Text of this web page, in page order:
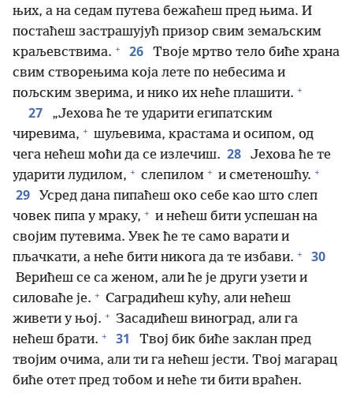
њих, а на седам путева бежаћеш пред њима. И
постаћеш застрашујућ призор свим земаљским
краљевствима. + 26
Твоје мртво тело биће храна
свим створењима која лете по небесима и
пољским зверима, и нико их неће плашити. +
27
„Јехова ће те ударити египатским
чиревима, + шуљевима, крастама и осипом, од
чега нећеш моћи да се излечиш. 28
Јехова ће те
ударити лудилом, + слепилом + и сметеношћу. +
29
Усред дана пипаћеш око себе као што слеп
човек пипа у мраку, + и нећеш бити успешан на
својим путевима. Увек ће те само варати и
пљачкати, а неће бити никога да те избави. + 30
Верићеш се са женом, али ће је други узети и
силоваће је. + Саградићеш кућу, али нећеш
живети у њој. + Засадићеш виноград, али га
нећеш брати. + 31
Твој бик биће заклан пред
твојим очима, али ти га нећеш јести. Твој магарац
биће отет пред тобом и неће ти бити враћен.